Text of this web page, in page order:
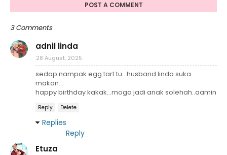
POST A COMMENT
3 Comments
adnil linda
28 August, 2025
sedap nampak egg tart tu...husband linda suka
makan...
happy birthday kakak...moga jadi anak solehah..aamin
Reply Delete
Replies
Reply
Etuza